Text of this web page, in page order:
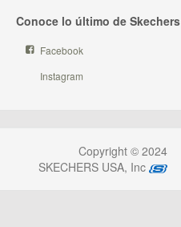
Conoce lo último de Skechers
Facebook
Instagram
Copyright © 2024
SKECHERS USA, Inc